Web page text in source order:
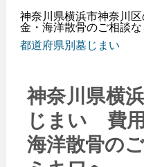
神奈川県横浜市神奈川
金・海洋散骨のご相談
都道府県別墓じまい
神奈川県横
じまい 費用
海洋散骨の